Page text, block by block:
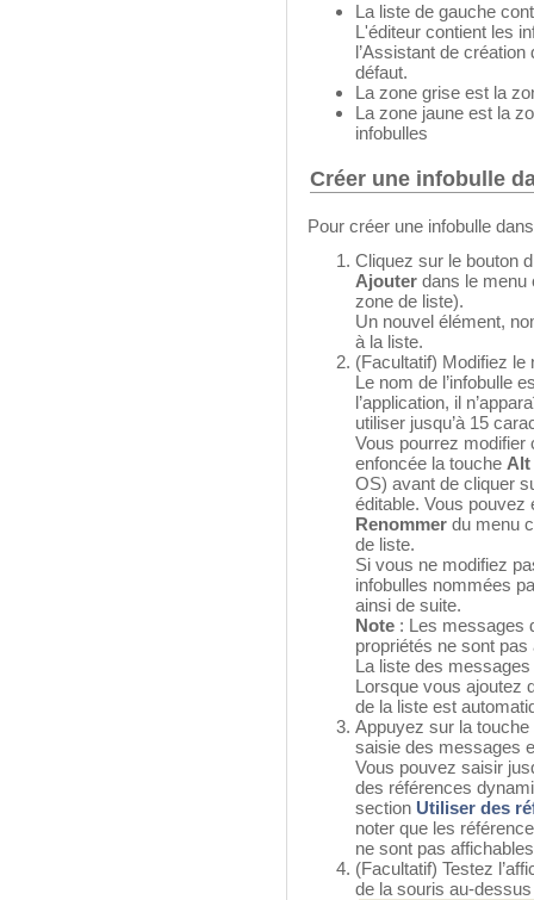
La liste de gauche
L'éditeur contient les
l’Assistant de
défaut.
La zone grise est la
La zone jaune est la
infobulles
Créer une infobulle
Pour créer une infobulle
Cliquez sur le bouton
Ajouter dans le menu
zone de liste).
Un nouvel élément,
à la liste.
(Facultatif) Modifiez le
Le nom de l’infobulle
l’application, il
utiliser jusqu’à 15
Vous pourrez modifier
enfoncée la touche Alt
OS) avant de cliquer
éditable. Vous pouvez
Renommer du menu
de liste.
Si vous ne modifiez
infobulles nommées
ainsi de suite.
Note : Les messages
propriétés ne sont
La liste des
Lorsque vous ajoutez
de la liste est
Appuyez sur la touche
saisie des messages
Vous pouvez saisir
des références
section Utiliser des
noter que les
ne sont pas
(Facultatif) Testez
de la souris au-